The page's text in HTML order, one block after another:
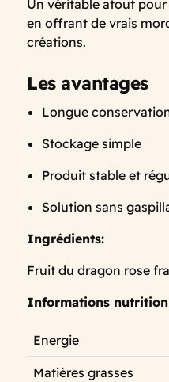
Un véritable atout
en offrant de vrais
créations.
Les avantages
Longue
Stockage simple
Produit stable et
Solution sans
Ingrédients:
Fruit du dragon rose
Informations
Energie
Matières grasses